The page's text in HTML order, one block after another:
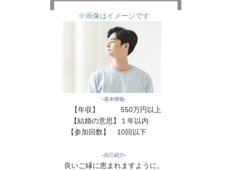
※画像はイメージです
‐基本情報‐
【年収】 550万円以上
【結婚の意思】１年以内
【参加回数】 10回以下
‐自己紹介‐
良いご縁に恵まれますように。